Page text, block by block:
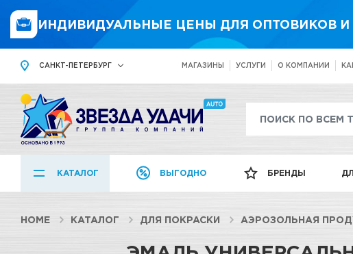
ИНДИВИДУАЛЬНЫЕ ЦЕНЫ ДЛЯ ОПТОВИКОВ
САНКТ-ПЕТЕРБУРГ МАГАЗИНЫ УСЛУГИ О КОМПАНИИ
КАТАЛОГ ВЫГОДНО БРЕНДЫ
HOME КАТАЛОГ ДЛЯ ПОКРАСКИ АЭРОЗОЛЬНАЯ